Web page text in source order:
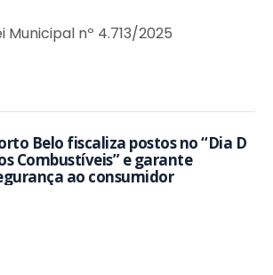
Municipal nº 4.713/2025
Belo fiscaliza postos no “Dia D
Combustíveis” e garante
ao consumidor